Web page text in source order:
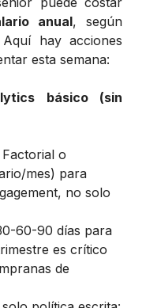
anual, según
hay acciones
esta semana:
básico (sin
o
mes) para
no solo
60-90 días para
es crítico
de